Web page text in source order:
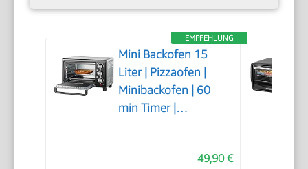
EMPFEHLUNG
Mini Backofen 15
Liter | Pizzaofen |
Minibackofen | 60
min Timer |
Krümelblech | Mini49,90 €